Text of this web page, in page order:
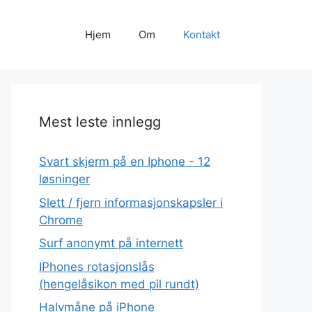
Hjem Om Kontakt
Mest leste innlegg
Svart skjerm på en Iphone - 12
løsninger
Slett / fjern informasjonskapsler i
Chrome
Surf anonymt på internett
IPhones rotasjonslås
(hengelåsikon med pil rundt)
Halvmåne på iPhone